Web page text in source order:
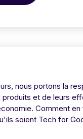
nous portons la
produits et de leurs
Comment en
soient Tech for